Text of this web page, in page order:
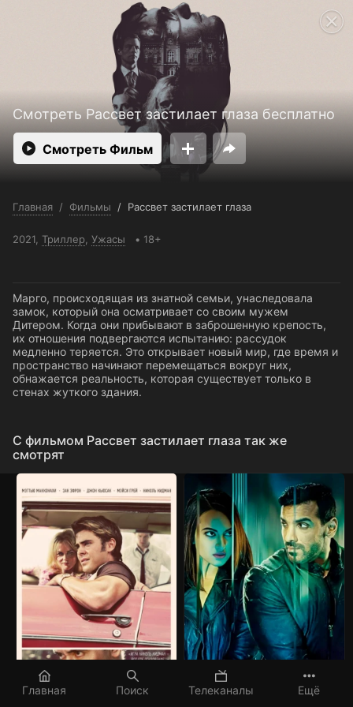
Главная Поиск Телеканалы Ещё
Смотреть Рассвет застилает глаза бесплатно
Смотреть Фильм
Главная / Фильмы / Рассвет застилает глаза
2021, Триллер Ужасы 18+
Марго, происходящая из знатной семьи, унаследовала
замок, который она осматривает со своим мужем
Дитером. Когда они прибывают в заброшенную крепость,
их отношения подвергаются испытанию: рассудок
медленно теряется. Это открывает новый мир, где время и
пространство начинают перемещаться вокруг них,
обнажается реальность, которая существует только в
стенах жуткого здания.
C фильмом Рассвет застилает глаза так же
смотрят
Пользовательское соглашение
Политика конфиденциальности
Открыть приложение